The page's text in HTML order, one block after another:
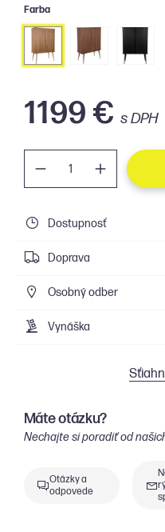
Farba
1199 € s DPH
Dostupnosť
Doprava
Osobný odber
Vynáška
Máte otázku?
Nechajte si poradiť od
Otázky a
odpovede